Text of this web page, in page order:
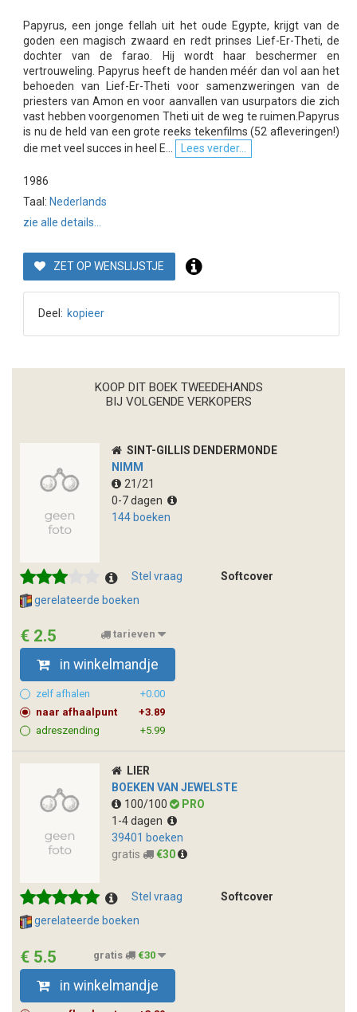
Papyrus, een jonge fellah uit het oude Egypte, krijgt van de
goden een magisch zwaard en redt prinses Lief-Er-Theti, de
dochter van de farao. Hij wordt haar beschermer en
vertrouweling. Papyrus heeft de handen méér dan vol aan het
behoeden van Lief-Er-Theti voor samenzweringen van de
priesters van Amon en voor aanvallen van usurpators die zich
vast hebben voorgenomen Theti uit de weg te ruimen.Papyrus
is nu de held van een grote reeks tekenfilms (52 afleveringen!)
die met veel succes in heel E...
Lees verder...
1986
Taal: Nederlands
zie alle details...
ZET OP WENSLIJSTJE
Deel: kopieer
KOOP DIT BOEK TWEEDEHANDS
BIJ VOLGENDE VERKOPERS
SINT-GILLIS DENDERMONDE
NIMM
21/21
0-7 dagen
144 boeken
Stel vraag
Softcover
gerelateerde boeken
€ 2.5 tarieven
in winkelmandje
zelf afhalen
+0.00
naar afhaalpunt
+3.89
adreszending
+5.99
LIER
BOEKEN VAN JEWELSTE
100/100
PRO
1-4 dagen
39401 boeken
gratis
€30
Stel vraag
Softcover
gerelateerde boeken
€ 5.5 gratis €30
in winkelmandje